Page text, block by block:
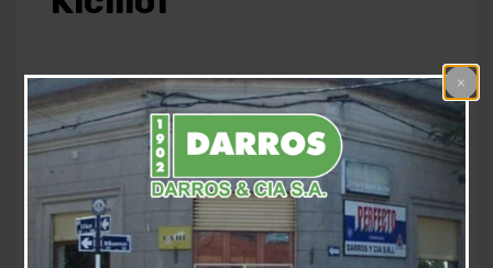
7 años atrás Fm Alpha
En la tarde de ayer el Intendente Alberto Gelené
participó del cierre de año invitado por el Gobernador
de la Provincia de Buenos Aires, Axel Kicillof.
El encuentro se dio en la residencia oficial en la ciudad